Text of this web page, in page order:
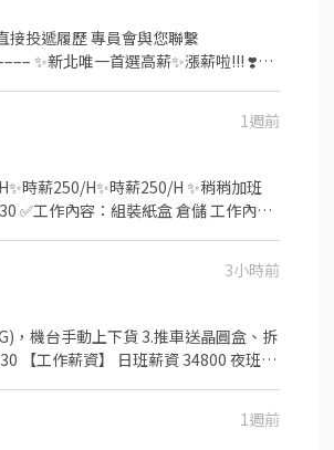
接投遞履歷 專員會與您聯繫
錄取率高高 ►工作地點: 樹
單好上手⏩沒經驗OK ►工作時間: 日
度：週休二日(六日) ►薪資待遇: 日班
(含津貼加班) ►用餐規定：豐富團
1週前
✅工作內容：組裝紙盒 倉儲 工作內容
電話：0906825976 專員: 威先
3小時前
，機台手動上下貨 3.推車送晶圓盒、拆
作薪資】 日班薪資 34800 夜班薪
1週前